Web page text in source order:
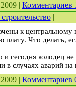
| Комментариев 1
|
к центральному
Что делать,
сегодня колодец
в случаях аварий на
| Комментариев